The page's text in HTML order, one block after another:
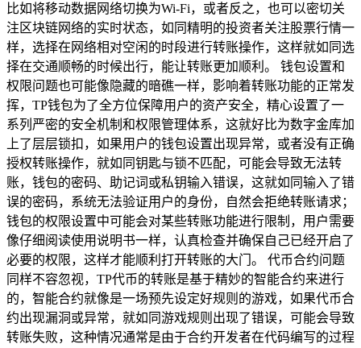
比如将移动数据网络切换为Wi-Fi，或者反之，也可以密切关
注区块链网络的实时状态，如同精明的投资者关注股票行情一
样，选择在网络相对空闲的时段进行转账操作，这样就如同选
择在交通顺畅的时候出行，能让转账更加顺利。 钱包设置和
权限问题也可能像隐藏的暗礁一样，影响着转账功能的正常发
挥，TP钱包为了全方位保障用户的资产安全，精心设置了一
系列严密的安全机制和权限管理体系，这就好比为数字金库加
上了层层锁扣，如果用户的钱包设置出现异常，或者没有正确
授权转账操作，就如同钥匙与锁不匹配，可能会导致无法转
账，钱包的密码、助记词或私钥输入错误，这就如同输入了错
误的密码，系统无法验证用户的身份，自然会拒绝转账请求；
钱包的权限设置中可能会对某些转账功能进行限制，用户需要
像仔细阅读使用说明书一样，认真检查并确保自己已经开启了
必要的权限，这样才能顺利打开转账的大门。 代币合约问题
同样不容忽视，TP代币的转账是基于精妙的智能合约来进行
的，智能合约就像是一场预先设定好规则的游戏，如果代币合
约出现漏洞或异常，就如同游戏规则出现了错误，可能会导致
转账失败，这种情况通常是由于合约开发者在代码编写的过程